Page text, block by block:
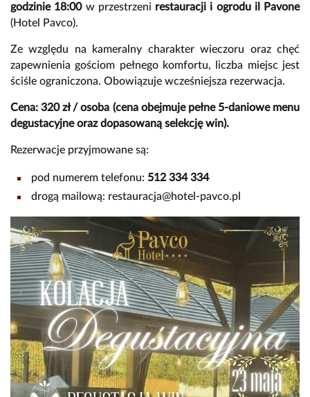
godzinie 18:00w przestrzeni restauracji i ogrodu il Pavone
(Hotel Pavco).
Ze względu na kameralny charakter wieczoru oraz chęć
zapewnienia gościom pełnego komfortu, liczba miejsc jest
ściśle ograniczona. Obowiązuje wcześniejsza rezerwacja.
Cena: 320 zł / osoba (cena obejmuje pełne 5-daniowe menu
degustacyjne oraz dopasowaną selekcję win).
Rezerwacje przyjmowane są:
pod numerem telefonu: 512 334 334
drogą mailową: restauracja@hotel-pavco.pl